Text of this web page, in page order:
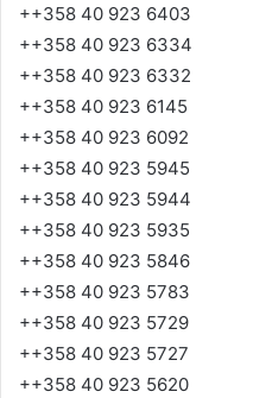
++358 40 923 6403
++358 40 923 6334
++358 40 923 6332
++358 40 923 6145
++358 40 923 6092
++358 40 923 5945
++358 40 923 5944
++358 40 923 5935
++358 40 923 5846
++358 40 923 5783
++358 40 923 5729
++358 40 923 5727
++358 40 923 5620